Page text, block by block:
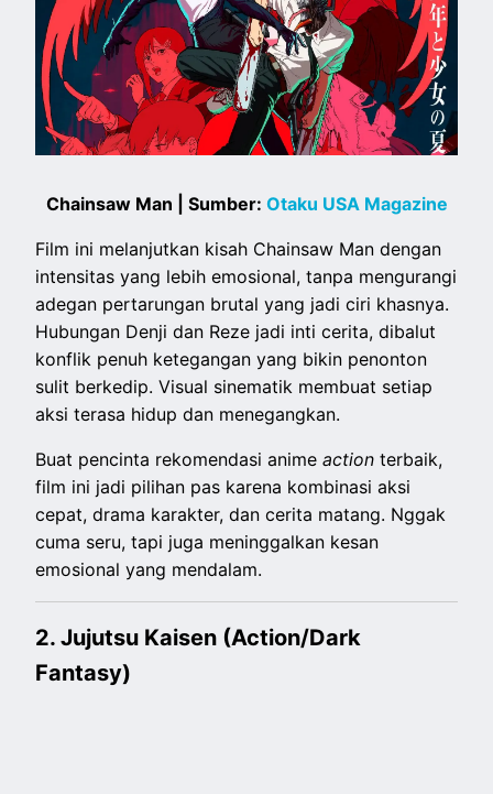
Chainsaw Man | Sumber: Otaku USA Magazine
Film ini melanjutkan kisah Chainsaw Man dengan
intensitas yang lebih emosional, tanpa mengurangi
adegan pertarungan brutal yang jadi ciri khasnya.
Hubungan Denji dan Reze jadi inti cerita, dibalut
konflik penuh ketegangan yang bikin penonton
sulit berkedip. Visual sinematik membuat setiap
aksi terasa hidup dan menegangkan.
Buat pencinta rekomendasi animeaction terbaik,
film ini jadi pilihan pas karena kombinasi aksi
cepat, drama karakter, dan cerita matang. Nggak
cuma seru, tapi juga meninggalkan kesan
emosional yang mendalam.
2. Jujutsu Kaisen (Action/Dark
Fantasy)